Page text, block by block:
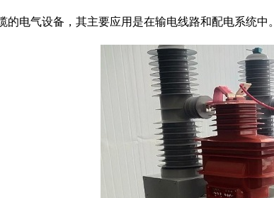
的电气设备，其主要应用是在输电线路和配电系统